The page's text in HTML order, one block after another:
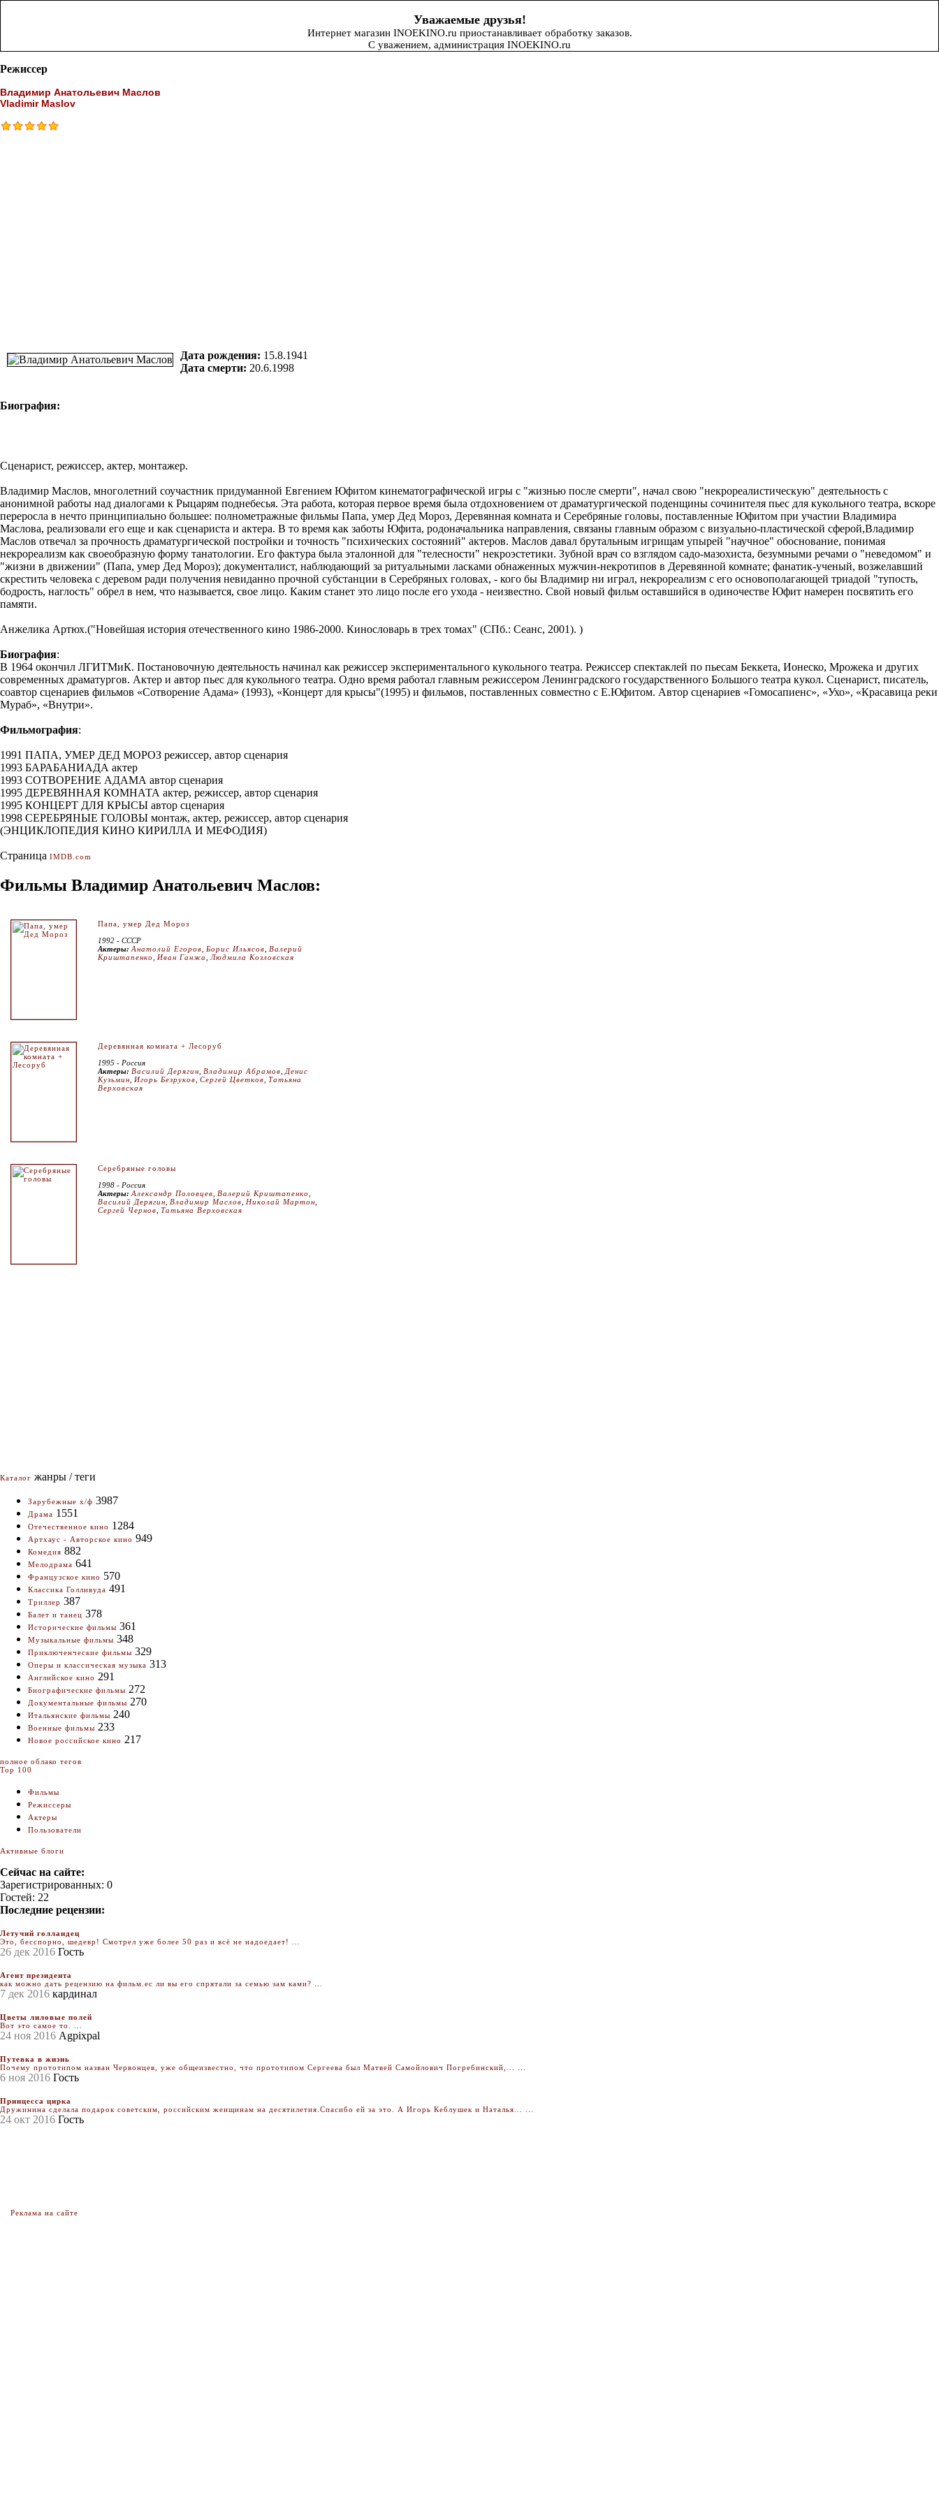
Уважаемые друзья!
Интернет магазин INOEKINO.ru приостанавливает обработку заказов.
С уважением, администрация INOEKINO.ru
Режиссер
Владимир Анатольевич Маслов
Vladimir Maslov
Дата рождения: 15.8.1941
Дата смерти: 20.6.1998
Биография:
Cценарист, режиссер, актер, монтажер.
Владимир Маслов, многолетний соучастник придуманной Евгением Юфитом кинематографической игры с "жизнью после смерти", начал свою "некрореалистическую" деятельность с
анонимной работы над диалогами к Рыцарям поднебесья. Эта работа, которая первое время была отдохновением от драматургической поденщины сочинителя пьес для кукольного театра, вскоре
переросла в нечто принципиально большее: полнометражные фильмы Папа, умер Дед Мороз, Деревянная комната и Серебряные головы, поставленные Юфитом при участии Владимира
Маслова, реализовали его еще и как сценариста и актера. В то время как заботы Юфита, родоначальника направления, связаны главным образом с визуально-пластической сферой,Владимир
Маслов отвечал за прочность драматургической постройки и точность "психических состояний" актеров. Маслов давал брутальным игрищам упырей "научное" обоснование, понимая
некрореализм как своеобразную форму танатологии. Его фактура была эталонной для "телесности" некроэстетики. Зубной врач со взглядом садо-мазохиста, безумными речами о "неведомом" и
"жизни в движении" (Папа, умер Дед Мороз); документалист, наблюдающий за ритуальными ласками обнаженных мужчин-некротипов в Деревянной комнате; фанатик-ученый, возжелавший
скрестить человека с деревом ради получения невиданно прочной субстанции в Серебряных головах, - кого бы Владимир ни играл, некрореализм с его основополагающей триадой "тупость,
бодрость, наглость" обрел в нем, что называется, свое лицо. Каким станет это лицо после его ухода - неизвестно. Свой новый фильм оставшийся в одиночестве Юфит намерен посвятить его
памяти.
Анжелика Артюх.("Новейшая история отечественного кино 1986-2000. Кинословарь в трех томах" (СПб.: Сеанс, 2001). )
Биография:
В 1964 окончил ЛГИТМиК. Постановочную деятельность начинал как режиссер экспериментального кукольного театра. Режиссер спектаклей по пьесам Беккета, Ионеско, Мрожека и других
современных драматургов. Актер и автор пьес для кукольного театра. Одно время работал главным режиссером Ленинградского государственного Большого театра кукол. Сценарист, писатель,
соавтор сценариев фильмов «Сотворение Адама» (1993), «Концерт для крысы"(1995) и фильмов, поставленных совместно с Е.Юфитом. Автор сценариев «Гомосапиенс», «Ухо», «Красавица реки
Мураб», «Внутри».
Фильмография:
1991 ПАПА, УМЕР ДЕД МОРОЗ режиссер, автор сценария
1993 БАРАБАНИАДА актер
1993 СОТВОРЕНИЕ АДАМА автор сценария
1995 ДЕРЕВЯННАЯ КОМНАТА актер, режиссер, автор сценария
1995 КОНЦЕРТ ДЛЯ КРЫСЫ автор сценария
1998 СЕРЕБРЯНЫЕ ГОЛОВЫ монтаж, актер, режиссер, автор сценария
(ЭНЦИКЛОПЕДИЯ КИНО КИРИЛЛА И МЕФОДИЯ)
Страница IMDB.com
Фильмы Владимир Анатольевич Маслов:
Папа, умер Дед Мороз
1992 - СССР
Актеры: Анатолий Егоров Борис Ильясов
Валерий
Криштапенко
Иван Ганжа Людмила Козловская
Деревянная комната + Лесоруб
1995 - Россия
Актеры: Василий Дерягин Владимир Абрамов Денис
Кузьмин
Игорь Безруков Сергей Цветков Татьяна
Верховская
Серебряные головы
1998 - Россия
Актеры: Александр Половцев Валерий Криштапенко
Василий Дерягин
Владимир Маслов Николай Мартон
Сергей Чернов Татьяна Верховская
Каталог жанры / теги
Зарубежные х/ф 3987
Драма 1551
Отечественное кино 1284
Артхаус - Авторское кино 949
Комедия 882
Мелодрама 641
Французское кино 570
Классика Голливуда 491
Триллер 387
Балет и танец 378
Исторические фильмы 361
Музыкальные фильмы 348
Приключенческие фильмы 329
Оперы и классическая музыка 313
Английское кино 291
Биографические фильмы 272
Документальные фильмы 270
Итальянские фильмы 240
Военные фильмы 233
Новое российское кино 217
полное облако тегов
Top 100
Фильмы
Режиссеры
Актеры
Пользователи
Активные блоги
Сейчас на сайте:
Зарегистрированных: 0
Гостей: 22
Последние рецензии:
Летучий голландец
Это, бесспорно, шедевр! Смотрел уже более 50 раз и всё не надоедает! ...
26 дек 2016 Гость
Агент президента
как можно дать рецензию на фильм.ес ли вы его спрятали за семью зам ками? ...
7 дек 2016 кардинал
Цветы лиловые полей
Вот это самое то. ...
24 ноя 2016 Agpixpal
Путевка в жизнь
Почему прототипом назван Червонцев, уже общеизвестно, что прототипом Сергеева был Матвей Самойлович Погребинский,... ...
6 ноя 2016 Гость
Принцесса цирка
Дружинина сделала подарок советским, российским женщинам на десятилетия.Спасибо ей за это. А Игорь Кеблушек и Наталья... ...
24 окт 2016 Гость
Реклама на сайте